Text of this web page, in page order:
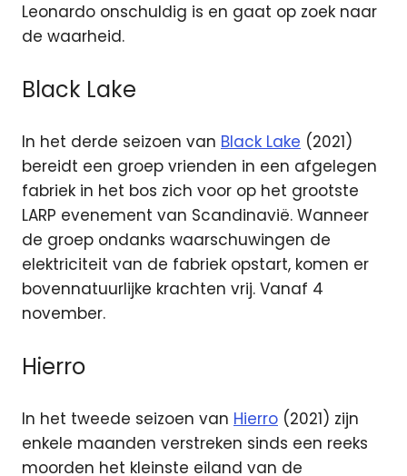
Leonardo onschuldig is en gaat op zoek naar
de waarheid.
Black Lake
In het derde seizoen van Black Lake (2021)
bereidt een groep vrienden in een afgelegen
fabriek in het bos zich voor op het grootste
LARP evenement van Scandinavië. Wanneer
de groep ondanks waarschuwingen de
elektriciteit van de fabriek opstart, komen er
bovennatuurlijke krachten vrij. Vanaf 4
november.
Hierro
In het tweede seizoen van Hierro (2021) zijn
enkele maanden verstreken sinds een reeks
moorden het kleinste eiland van de